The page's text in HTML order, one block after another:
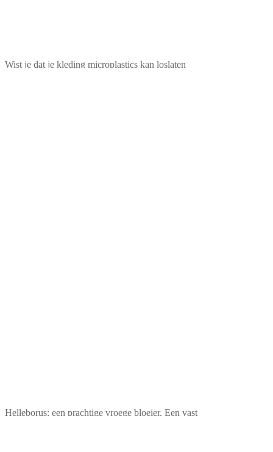
Wist je dat je kleding microplastics kan loslaten
Helleborus: een prachtige vroege bloeier. Een vast